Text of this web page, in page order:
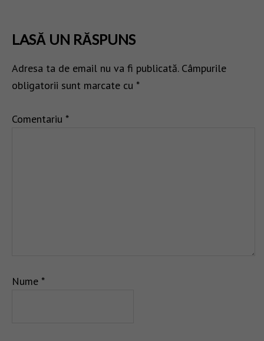
LASĂ UN RĂSPUNS
Adresa ta de email nu va fi publicată. Câmpurile
obligatorii sunt marcate cu *
Comentariu *
Nume *